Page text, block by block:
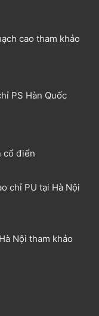
cao tham khảo
PS Hàn Quốc
cổ điển
chỉ PU tại Hà Nội
Nội tham khảo